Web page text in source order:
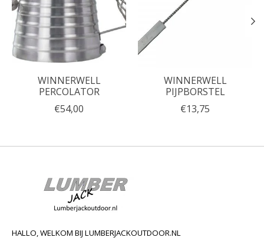
WINNERWELL
PERCOLATOR
€54,00
WINNERWELL
PIJPBORSTEL
€13,75
HALLO, WELKOM BIJ LUMBERJACKOUTDOOR.NL